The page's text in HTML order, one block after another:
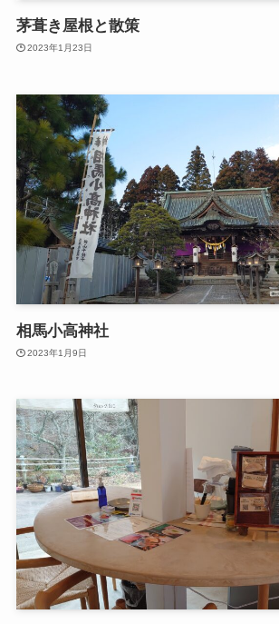
茅葺き屋根と散策
2023年1月23日
相馬小高神社
2023年1月9日